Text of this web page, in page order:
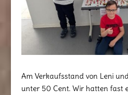
Am Verkaufsstand von Leni
unter 50 Cent. Wir hatten fast